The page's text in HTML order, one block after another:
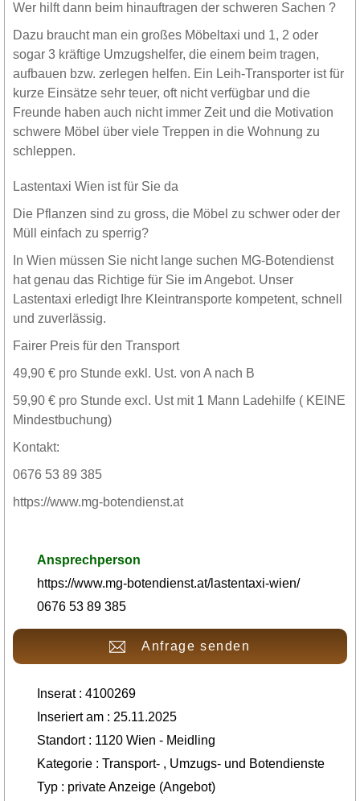
Wer hilft dann beim hinauftragen der schweren Sachen ?
Dazu braucht man ein großes Möbeltaxi und 1, 2 oder
sogar 3 kräftige Umzugshelfer, die einem beim tragen,
aufbauen bzw. zerlegen helfen. Ein Leih-Transporter ist für
kurze Einsätze sehr teuer, oft nicht verfügbar und die
Freunde haben auch nicht immer Zeit und die Motivation
schwere Möbel über viele Treppen in die Wohnung zu
schleppen.
Lastentaxi Wien ist für Sie da
Die Pflanzen sind zu gross, die Möbel zu schwer oder der
Müll einfach zu sperrig?
In Wien müssen Sie nicht lange suchen MG-Botendienst
hat genau das Richtige für Sie im Angebot. Unser
Lastentaxi erledigt Ihre Kleintransporte kompetent, schnell
und zuverlässig.
Fairer Preis für den Transport
49,90 € pro Stunde exkl. Ust. von A nach B
59,90 € pro Stunde excl. Ust mit 1 Mann Ladehilfe ( KEINE
Mindestbuchung)
Kontakt:
0676 53 89 385
https://www.mg-botendienst.at
Ansprechperson
https://www.mg-botendienst.at/lastentaxi-wien/
0676 53 89 385
Anfrage senden
Inserat : 4100269
Inseriert am : 25.11.2025
Standort : 1120 Wien - Meidling
Kategorie : Transport- , Umzugs- und Botendienste
Typ : private Anzeige (Angebot)